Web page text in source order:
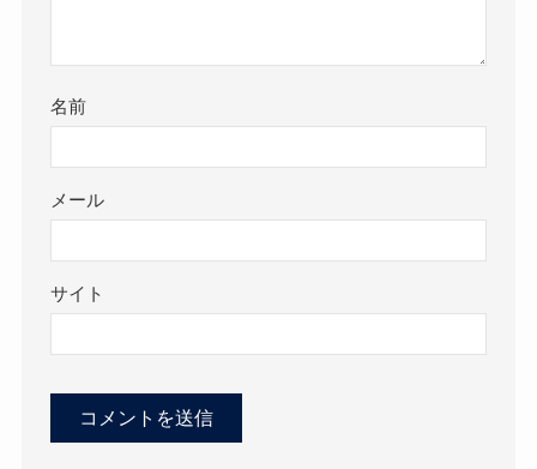
名前
メール
サイト